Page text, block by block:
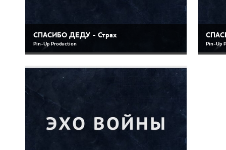
СПАСИБО ДЕДУ - Страх
Pin-Up Production Pin-Up